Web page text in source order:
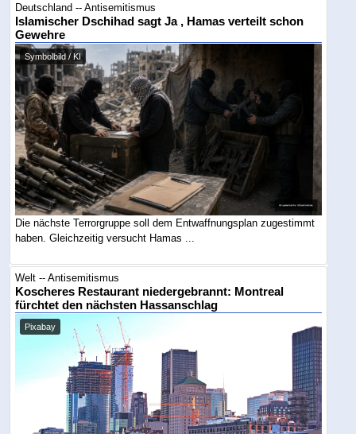
Deutschland -- Antisemitismus
Islamischer Dschihad sagt Ja , Hamas verteilt schon
Gewehre
Symbolbild / KI
Die nächste Terrorgruppe soll dem Entwaffnungsplan zugestimmt
haben. Gleichzeitig versucht Hamas ...
Welt -- Antisemitismus
Koscheres Restaurant niedergebrannt: Montreal
fürchtet den nächsten Hassanschlag
Pixabay